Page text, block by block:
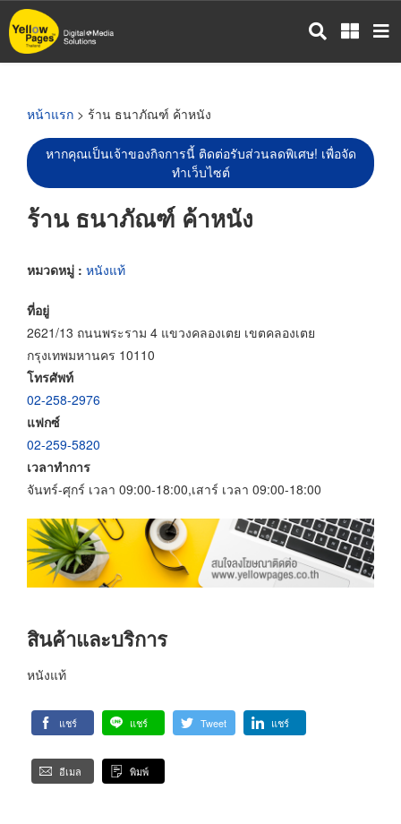
ข้าม
ไป
หน้าแรก > ร้าน ธนาภัณฑ์ ค้าหนัง
หากคุณเป็นเจ้าของกิจการนี้ ติดต่อรับส่วนลดพิเศษ! เพื่อจัด
ทำเว็บไซต์
ร้าน ธนาภัณฑ์ ค้าหนัง
หมวดหมู่ : หนังแท้
ที่อยู่
2621/13 ถนนพระราม 4 แขวงคลองเตย เขตคลองเตย
กรุงเทพมหานคร 10110
โทรศัพท์
02-258-2976
แฟกซ์
02-259-5820
เวลาทำการ
จันทร์-ศุกร์ เวลา 09:00-18:00,เสาร์ เวลา 09:00-18:00
สินค้าและบริการ
หนังแท้
แชร์ แชร์ Tweet แชร์
อีเมล พิมพ์